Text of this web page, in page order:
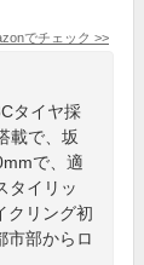
でチェック >>
タイヤ採
載で、坂
で、適
タイリッ
クリング初
市部からロ